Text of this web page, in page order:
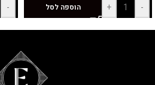
-
+ הוספה לסל -